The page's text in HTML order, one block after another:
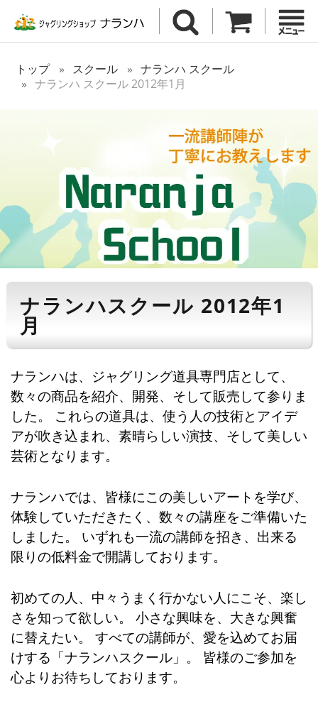
トップ スクール
ナランハ スクール
ナランハ スクール 2012年1月
ナランハスクール 2012年1
月
ナランハは、ジャグリング道具専門店として、
数々の商品を紹介、開発、そして販売して参りま
した。 これらの道具は、使う人の技術とアイデ
アが吹き込まれ、素晴らしい演技、そして美しい
芸術となります。
ナランハでは、皆様にこの美しいアートを学び、
体験していただきたく、数々の講座をご準備いた
しました。 いずれも一流の講師を招き、出来る
限りの低料金で開講しております。
初めての人、中々うまく行かない人にこそ、楽し
さを知って欲しい。 小さな興味を、大きな興奮
に替えたい。 すべての講師が、愛を込めてお届
けする「ナランハスクール」。 皆様のご参加を
心よりお待ちしております。